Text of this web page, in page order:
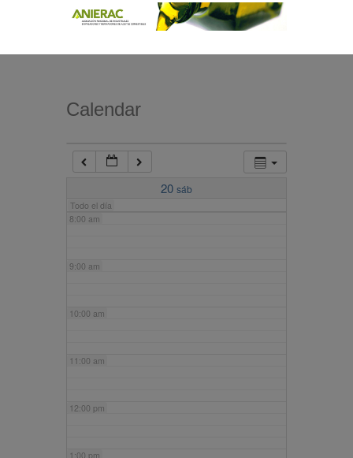
Calendar
20 sáb
Todo el día
7:00 am
8:00 am
9:00 am
10:00 am
11:00 am
12:00 pm
1:00 pm